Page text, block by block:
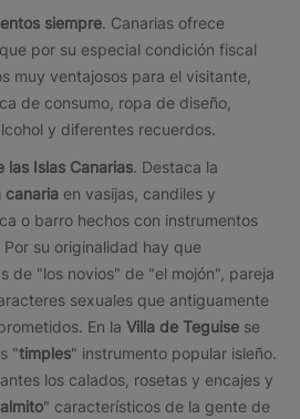
siempre. Canarias ofrece
que por su especial condición fiscal
muy ventajosos para el visitante,
de consumo, ropa de diseño,
y diferentes recuerdos.
Islas Canarias. Destaca la
canaria en vasijas, candiles y
o barro hechos con instrumentos
su originalidad hay que
de "los novios" de "el mojón", pareja
sexuales que antiguamente
En la Villa de Teguise se
"timples" instrumento popular isleño.
los calados, rosetas y encajes y
" característicos de la gente de